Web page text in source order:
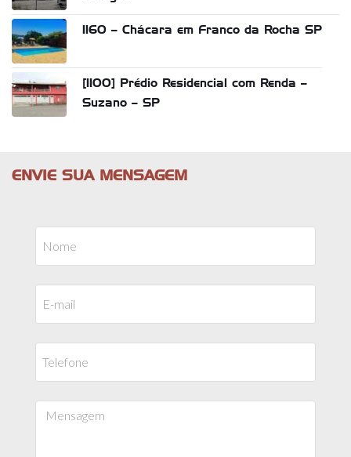
1160 – Chácara em Franco da Rocha SP
[1100] Prédio Residencial com Renda –
Suzano – SP
ENVIE SUA MENSAGEM